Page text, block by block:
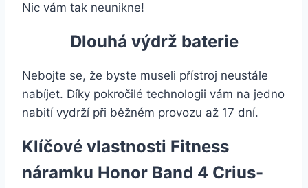
Nic vám tak neunikne!
Dlouhá výdrž baterie
Nebojte se, že byste museli přístroj neustále
nabíjet. Díky pokročilé technologii vám na jedno
nabití vydrží při běžném provozu až 17 dní.
Klíčové vlastnosti Fitness
náramku Honor Band 4 Crius-